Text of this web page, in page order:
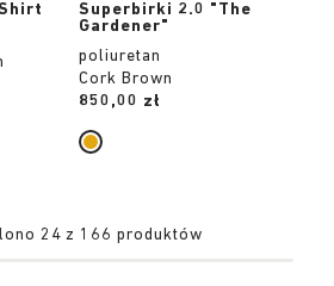
Superbirki 2.0 "The
Gardener"
poliuretan
Cork Brown
Price:
850,00 zł
24 z 166 produktów